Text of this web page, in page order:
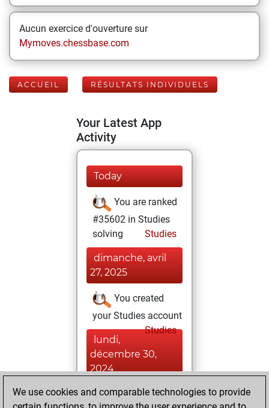
Aucun exercice d'ouverture sur
Mymoves.chessbase.com
ACCUEIL RÉSULTATS INDIVIDUELS
Your Latest App
Activity
Today
You are ranked
#35602 in Studies
solving
Studies
dimanche, avril
27, 2025
You created
your Studies account
Studies
lundi,
décembre 30,
2024
You played 3
We use cookies and comparable technologies to provide